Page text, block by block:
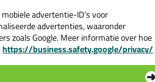
advertentie-ID’s voor
advertenties, waaronder
zoals Google. Meer informatie over hoe
https://business.safety.google/privacy/